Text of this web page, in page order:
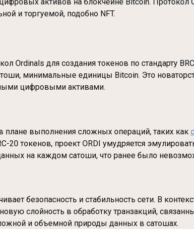
активов на блокчейне Bitcoin.
и торгуемой, подобно NFT.
Ordinals для создания токенов по стандарту
минимальные единицы Bitcoin. Это
цифровыми активами.
плане выполнения сложных операций, таких как
20 токенов, проект ORDI умудряется
на каждом сатоши, что ранее было
безопасность и стабильность сети. В
слойность в обработку транзакций,
и объемной природы данных в сатошах.